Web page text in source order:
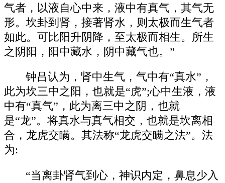
气者，以液自心中来，液中有真气，其气无
形。坎卦到肾，接著肾水，则太极而生气者
如此。可比阳升阴降，至太极而相生。所生
之阴阳，阳中藏水，阴中藏气也。”
钟吕认为，肾中生气，气中有“真水”，
此为坎三中之阳，也就是“虎”;心中生液，液
中有“真气”，此为离三中之阴，也就
是“龙”。将真水与真气相交，也就是坎离相
合，龙虎交瞒。其法称“龙虎交瞒之法”。法
为:
“当离卦肾气到心，神识内定，鼻息少入